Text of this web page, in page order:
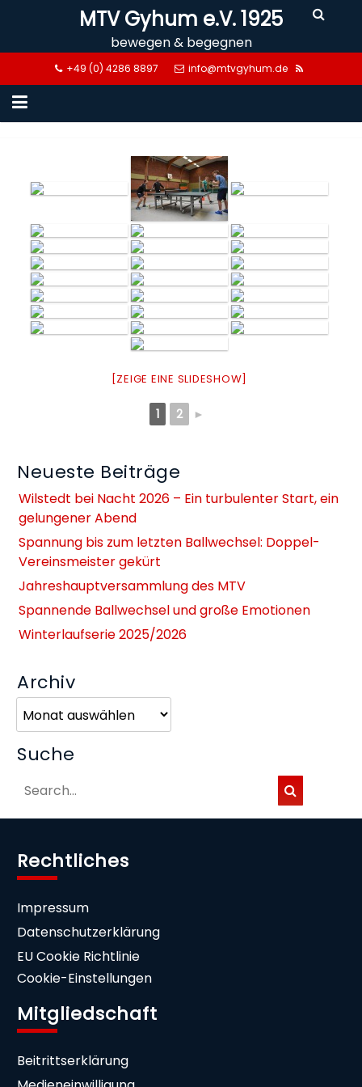
MTV Gyhum e.V. 1925
bewegen & begegnen
+49 (0) 4286 8897 info@mtvgyhum.de
[ZEIGE EINE SLIDESHOW]
1 2 ►
Neueste Beiträge
Wilstedt bei Nacht 2026 – Ein turbulenter Start, ein
gelungener Abend
Spannung bis zum letzten Ballwechsel: Doppel-
Vereinsmeister gekürt
Jahreshauptversammlung des MTV
Spannende Ballwechsel und große Emotionen
Winterlaufserie 2025/2026
Archiv
Suche
Rechtliches
Impressum
Datenschutzerklärung
EU Cookie Richtlinie
Cookie-Einstellungen
Mitgliedschaft
Beitrittserklärung